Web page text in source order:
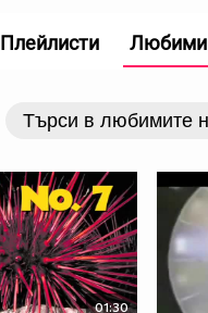
01:30
Плейлисти Любими